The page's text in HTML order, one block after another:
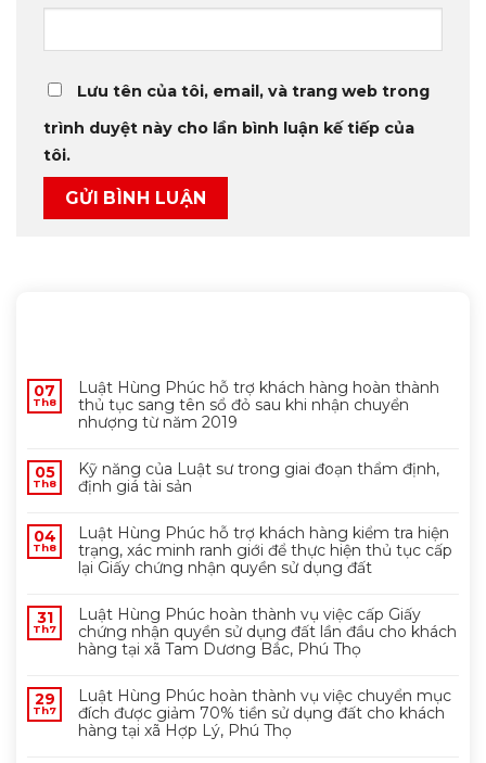
Lưu tên của tôi, email, và trang web trong
trình duyệt này cho lần bình luận kế tiếp của
tôi.
07
Th8
Luật Hùng Phúc hỗ trợ khách hàng hoàn thành
thủ tục sang tên sổ đỏ sau khi nhận chuyển
nhượng từ năm 2019
05
Th8
Kỹ năng của Luật sư trong giai đoạn thẩm định,
định giá tài sản
04
Th8
Luật Hùng Phúc hỗ trợ khách hàng kiểm tra hiện
trạng, xác minh ranh giới để thực hiện thủ tục cấp
lại Giấy chứng nhận quyền sử dụng đất
31
Th7
Luật Hùng Phúc hoàn thành vụ việc cấp Giấy
chứng nhận quyền sử dụng đất lần đầu cho khách
hàng tại xã Tam Dương Bắc, Phú Thọ
29
Th7
Luật Hùng Phúc hoàn thành vụ việc chuyển mục
đích được giảm 70% tiền sử dụng đất cho khách
hàng tại xã Hợp Lý, Phú Thọ